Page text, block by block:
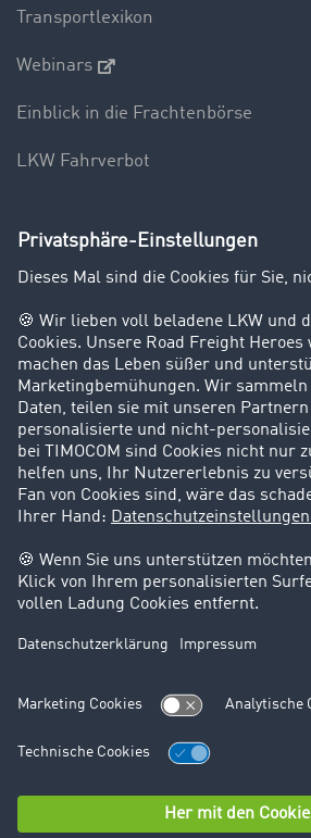
Transportlexikon
Webinars
Einblick in die Frachtenbörse
LKW Fahrverbot
Unternehmen
Kunden werben Kunden
Success Stories
Karriere
Support
Kontakt
Rechtliches
Impressum
AGB